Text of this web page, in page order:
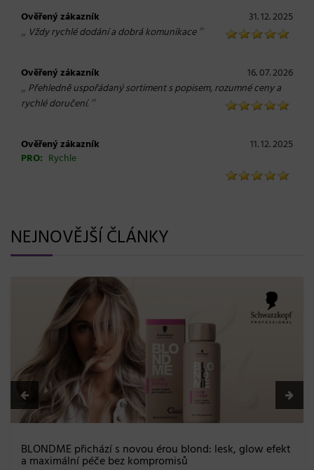
Ověřený zákazník 31. 12. 2025
„ Vždy rychlé dodání a dobrá komunikace“
Ověřený zákazník 16. 07. 2026
„ Přehledně uspořádaný sortiment s popisem, rozumné ceny a
rychlé doručení.“
Ověřený zákazník
11. 12. 2025
PRO: Rychle
NEJNOVĚJŠÍ ČLÁNKY
BLONDME přichází s novou érou blond: lesk, glow efekt
a maximální péče bez kompromisů